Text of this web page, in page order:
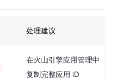
处理建议
在火山引擎应用管理中
复制完整应用 ID